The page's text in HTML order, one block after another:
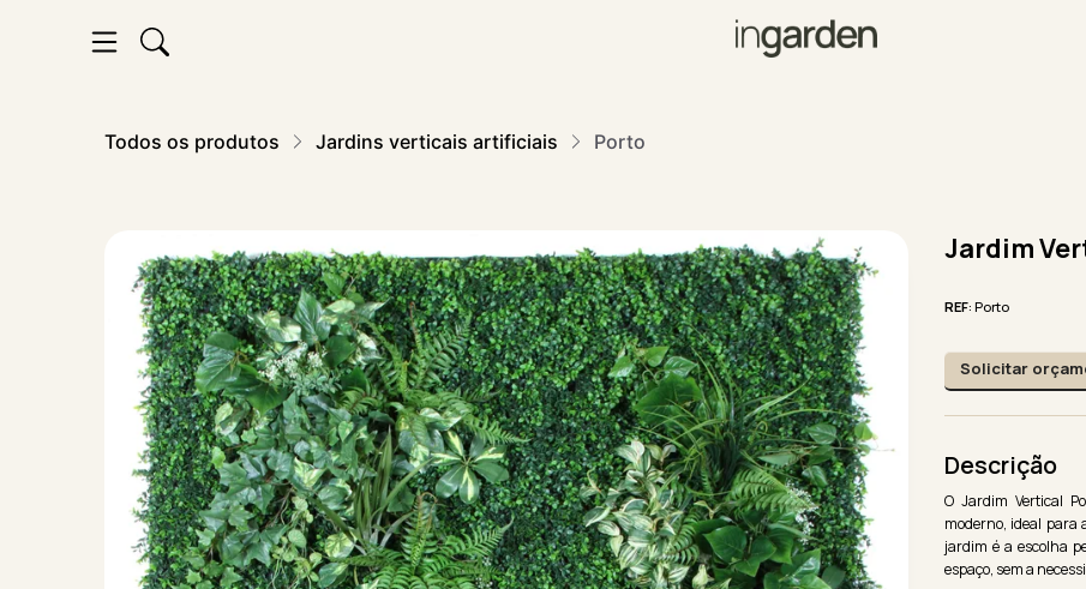
Todos os produtos Jardins verticais artificiais Porto
Jardim
REF: Porto
Solicitar
Descrição
O Jardim Vertical
moderno, ideal para
jardim é a escolha
espaço, sem a